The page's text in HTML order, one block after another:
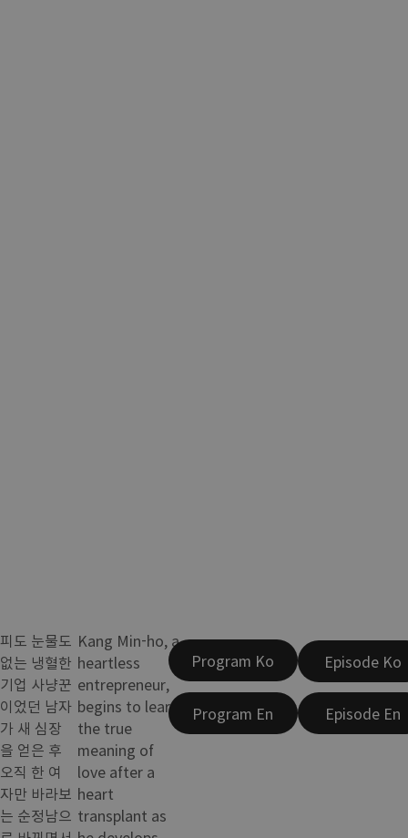
피도 눈물도
없는 냉혈한
기업 사냥꾼
이었던 남자
가 새 심장
을 얻은 후
오직 한 여
자만 바라보
는 순정남으
Kang Min-ho, a
heartless
entrepreneur,
begins to learn
the true
meaning of
love after a
heart
transplant as
Program Ko
Program En
Episode Ko
Episode En